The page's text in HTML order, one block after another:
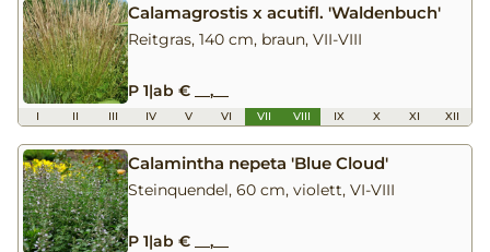
Calamagrostis x acutifl. 'Waldenbuch'
Reitgras, 140 cm, braun, VII-VIII
P 1|ab € __,__
I II III IV V VI VII VIII IX X XI XII
Calamintha nepeta 'Blue Cloud'
Steinquendel, 60 cm, violett, VI-VIII
P 1|ab € __,__